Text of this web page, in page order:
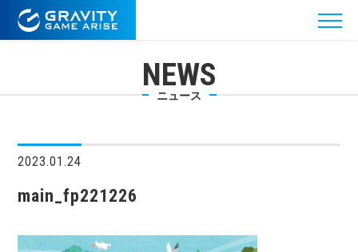
NEWS
ニュース
2023.01.24
main_fp221226